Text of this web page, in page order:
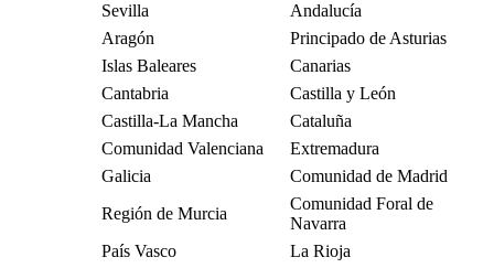
Sevilla
Andalucía
Aragón
Principado de Asturias
Islas Baleares
Canarias
Cantabria
Castilla y León
Castilla-La Mancha
Cataluña
Comunidad Valenciana
Extremadura
Galicia
Comunidad de Madrid
Región de Murcia
Comunidad Foral de
Navarra
País Vasco
La Rioja